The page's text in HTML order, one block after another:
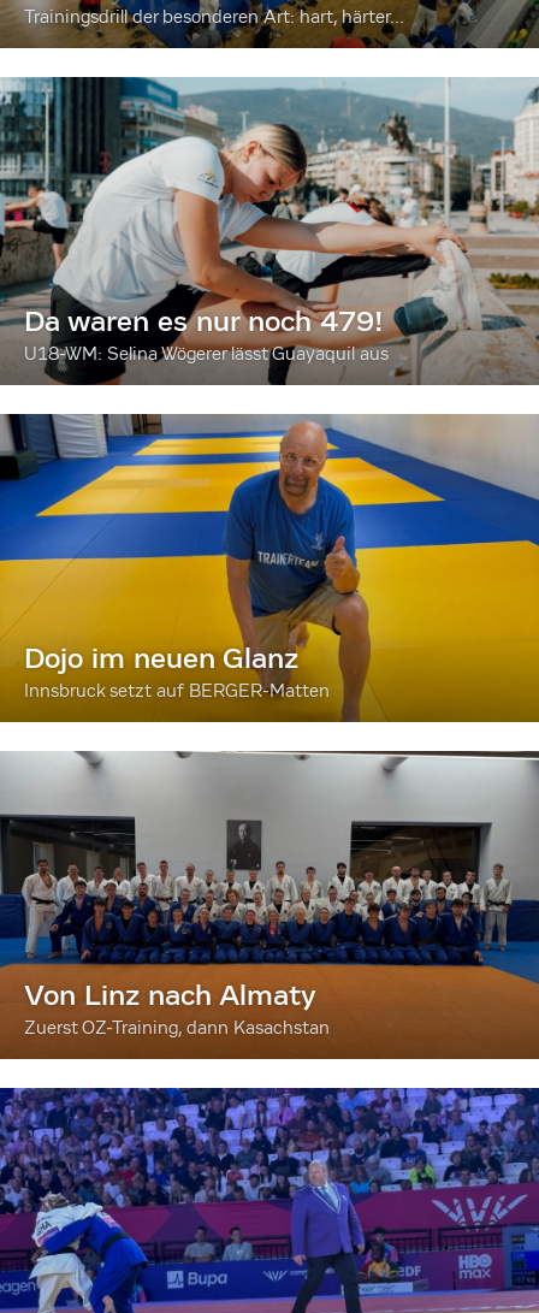
Trainingsdrill der besonderen Art: hart, härter...
Da waren es nur noch 479!
U18-WM: Selina Wögerer lässt Guayaquil aus
Dojo im neuen Glanz
Innsbruck setzt auf BERGER-Matten
Von Linz nach Almaty
Zuerst OZ-Training, dann Kasachstan